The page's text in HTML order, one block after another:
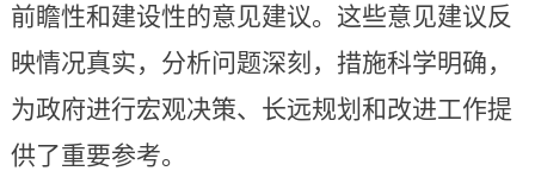
前瞻性和建设性的意见建议。这些意见建议反
映情况真实，分析问题深刻，措施科学明确，
为政府进行宏观决策、长远规划和改进工作提
供了重要参考。